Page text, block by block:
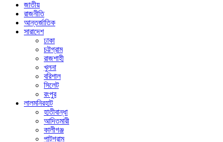
জাতীয়
রাজনীতি
আন্তর্জাতিক
সারাদেশ
ঢাকা
চট্টগ্রাম
রাজশাহী
খুলনা
বরিশাল
সিলেট
রংপুর
লালমনিরহাট
হাতীবান্ধা
আদিতমারী
কালীগঞ্জ
পাটগ্রাম